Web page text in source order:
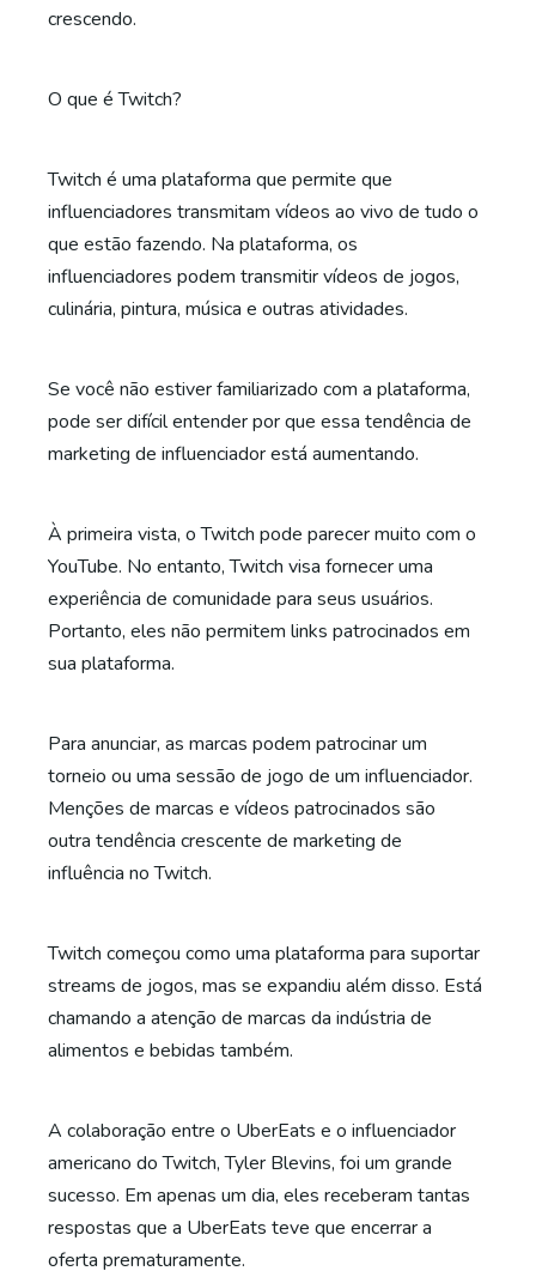
crescendo.
O que é Twitch?
Twitch é uma plataforma que permite que
influenciadores transmitam vídeos ao vivo de tudo o
que estão fazendo. Na plataforma, os
influenciadores podem transmitir vídeos de jogos,
culinária, pintura, música e outras atividades.
Se você não estiver familiarizado com a plataforma,
pode ser difícil entender por que essa tendência de
marketing de influenciador está aumentando.
À primeira vista, o Twitch pode parecer muito com o
YouTube. No entanto, Twitch visa fornecer uma
experiência de comunidade para seus usuários.
Portanto, eles não permitem links patrocinados em
sua plataforma.
Para anunciar, as marcas podem patrocinar um
torneio ou uma sessão de jogo de um influenciador.
Menções de marcas e vídeos patrocinados são
outra tendência crescente de marketing de
influência no Twitch.
Twitch começou como uma plataforma para suportar
streams de jogos, mas se expandiu além disso. Está
chamando a atenção de marcas da indústria de
alimentos e bebidas também.
A colaboração entre o UberEats e o influenciador
americano do Twitch, Tyler Blevins, foi um grande
sucesso. Em apenas um dia, eles receberam tantas
respostas que a UberEats teve que encerrar a
oferta prematuramente.